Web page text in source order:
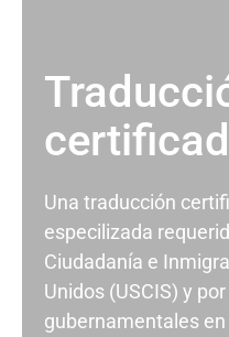
Una traducción
especilizada
Ciudadanía e
Unidos (USCIS) y
gubernamentales